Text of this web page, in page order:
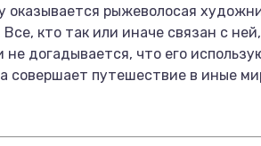
рыжеволосая
кто так или иначе связан с
не догадывается, что его
совершает путешествие в иные